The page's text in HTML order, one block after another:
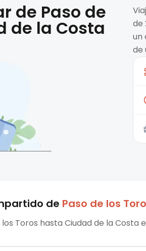
de Paso de
de la Costa
de
un
de
de Paso de los
Toros hasta Ciudad de la